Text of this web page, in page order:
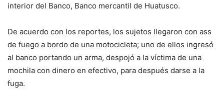
interior del Banco, Banco mercantil de Huatusco.
De acuerdo con los reportes, los sujetos llegaron con ass
de fuego a bordo de una motocicleta; uno de ellos ingresó
al banco portando un arma, despojó a la víctima de una
mochila con dinero en efectivo, para después darse a la
fuga.